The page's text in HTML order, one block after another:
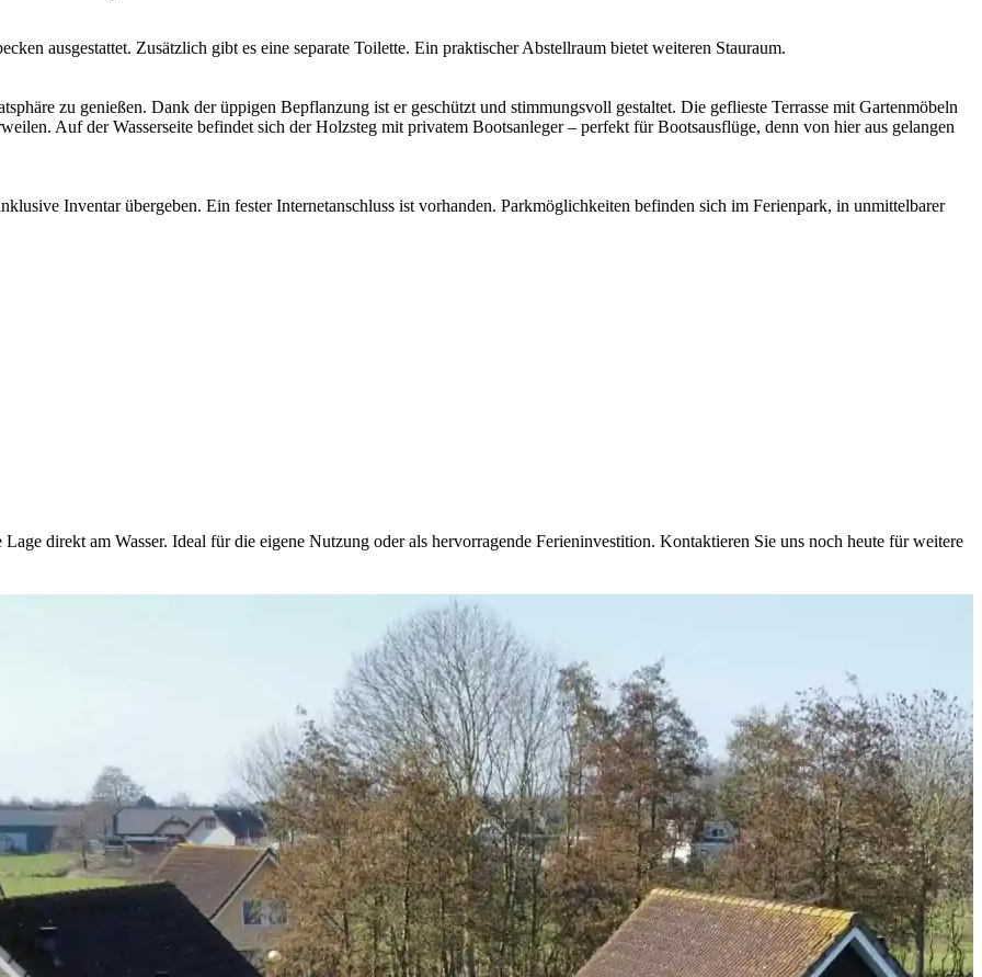
ausgestattet. Zusätzlich gibt es eine separate Toilette. Ein praktischer Abstellraum bietet weiteren Stauraum.
zu genießen. Dank der üppigen Bepflanzung ist er geschützt und stimmungsvoll gestaltet. Die geflieste Terrasse mit Gartenmöbeln
Auf der Wasserseite befindet sich der Holzsteg mit privatem Bootsanleger – perfekt für Bootsausflüge, denn von hier aus gelangen
Inventar übergeben. Ein fester Internetanschluss ist vorhanden. Parkmöglichkeiten befinden sich im Ferienpark, in unmittelbarer
direkt am Wasser. Ideal für die eigene Nutzung oder als hervorragende Ferieninvestition. Kontaktieren Sie uns noch heute für weitere